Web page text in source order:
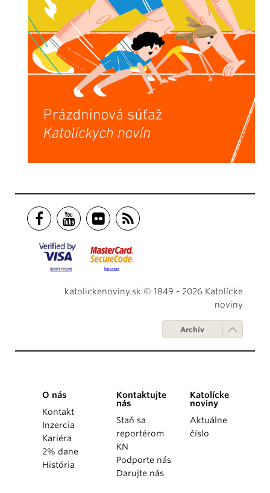
katolickenoviny.sk © 1849 - 2026 Katolícke
noviny
Archív
O nás
Kontakt
Inzercia
Kariéra
2% dane
História
Kontaktujte
nás
Staň sa
reportérom
KN
Podporte nás
Darujte nás
Katolícke
noviny
Aktuálne
číslo